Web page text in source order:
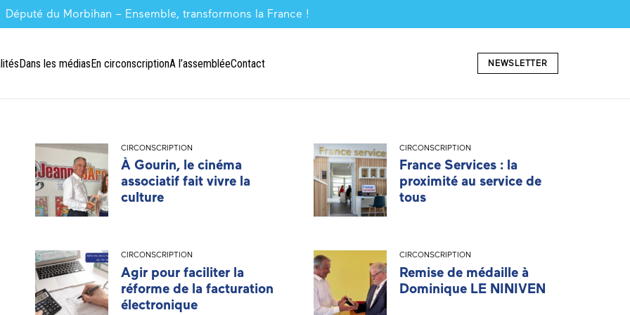
Député du Morbihan – Ensemble, transformons la France !
Dans les médiasEn circonscriptionA l’assembléeContact NEWSLETTER
CIRCONSCRIPTION
À Gourin, le cinéma
associatif fait vivre la
culture
CIRCONSCRIPTION
France Services : la
proximité au service de
tous
CIRCONSCRIPTION
Agir pour faciliter la
réforme de la facturation
électronique
CIRCONSCRIPTION
Remise de médaille à
Dominique LE NINIVEN